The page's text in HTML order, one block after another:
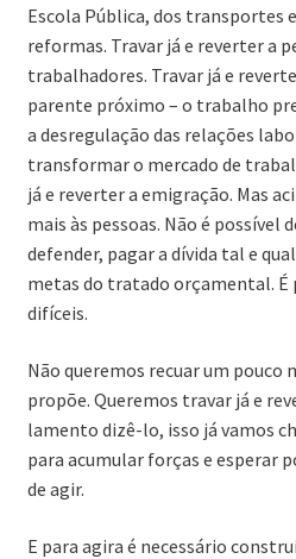
Escola Pública, dos transportes
reformas. Travar já e reverter a
trabalhadores. Travar já e
parente próximo – o trabalho
a desregulação das relações
transformar o mercado de
já e reverter a emigração. Mas
mais às pessoas. Não é possível
defender, pagar a dívida tal e
metas do tratado orçamental. É
difíceis.
Não queremos recuar um pouco
propõe. Queremos travar já e
lamento dizê-lo, isso já vamos
para acumular forças e esperar
de agir.
E para agira é necessário